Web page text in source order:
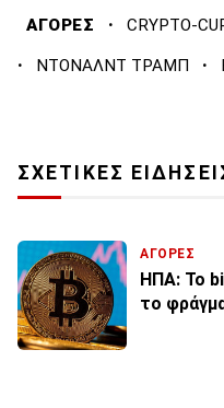
ΑΓΟΡΕΣ · CRYPTO-
· ΝΤΟΝΑΛΝΤ ΤΡΑΜΠ ·
ΣΧΕΤΙΚΕΣ
ΑΓΟΡΕΣ
ΗΠΑ: Το
το